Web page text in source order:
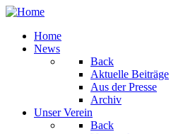
Home
News
Back
Aktuelle Beiträge
Aus der Presse
Archiv
Unser Verein
Back